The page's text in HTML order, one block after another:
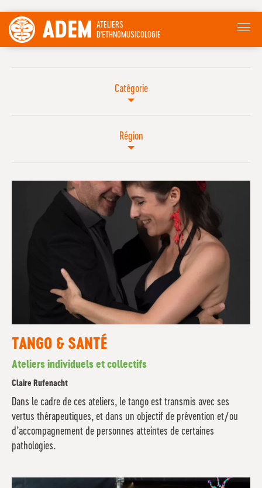
ADEM ATELIERS
D'ETHNOMUSICOLOGIE
Catégorie
Région
TANGO & SANTÉ
Ateliers individuels et collectifs
Claire Rufenacht
Dans le cadre de ces ateliers, le tango est transmis avec ses
vertus thérapeutiques, et dans un objectif de prévention et/ou
d’accompagnement de personnes atteintes de certaines
pathologies.